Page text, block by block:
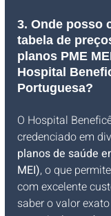
3. Onde posso
tabela de
planos PME
Hospital
Portuguesa?
O Hospital
credenciado em
planos de saúde
MEI), o que
com excelente
saber o valor